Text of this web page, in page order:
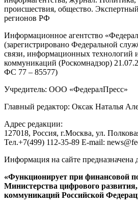
происшествия, общество.
регионов РФ
Информационное агентство
(зарегистрировано Федеральной
связи, информационных технологий
коммуникаций (Роскомнадзор)
ФС 77 – 85577)
Учредитель: ООО «ФедералПресс»
Главный редактор: Оксак Наталья
Адрес редакции:
127018, Россия, г.Москва, ул.
Тел.+7(499) 112-35-89 E-mail:
Информация на сайте предназначена
«Функционирует при финансовой
Министерства цифрового
коммуникаций Российской